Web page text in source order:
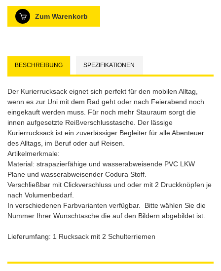
Zum Warenkorb
BESCHREIBUNG SPEZIFIKATIONEN
Der Kurierrucksack eignet sich perfekt für den mobilen Alltag,
wenn es zur Uni mit dem Rad geht oder nach Feierabend noch
eingekauft werden muss. Für noch mehr Stauraum sorgt die
innen aufgesetzte Reißverschlusstasche. Der lässige
Kurierrucksack ist ein zuverlässiger Begleiter für alle Abenteuer
des Alltags, im Beruf oder auf Reisen.
Artikelmerkmale:
Material: strapazierfähige und wasserabweisende PVC LKW
Plane und wasserabweisender Codura Stoff.
Verschließbar mit Clickverschluss und oder mit 2 Druckknöpfen je
nach Volumenbedarf.
In verschiedenen Farbvarianten verfügbar. Bitte wählen Sie die
Nummer Ihrer Wunschtasche die auf den Bildern abgebildet ist.
Lieferumfang: 1 Rucksack mit 2 Schulterriemen